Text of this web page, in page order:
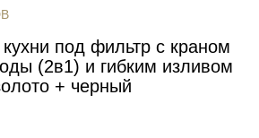
под фильтр с краном
(2в1) и гибким изливом
+ черный